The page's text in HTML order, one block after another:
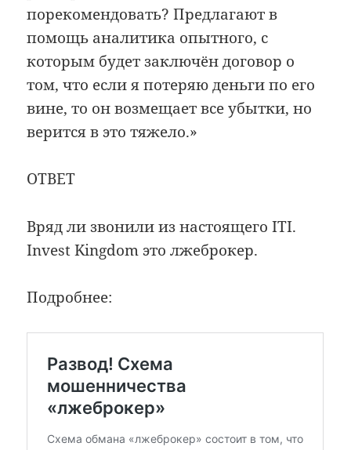
порекомендовать? Предлагают в
помощь аналитика опытного, с
которым будет заключён договор о
том, что если я потеряю деньги по его
вине, то он возмещает все убытки, но
верится в это тяжело.»
ОТВЕТ
Вряд ли звонили из настоящего ITI.
Invest Kingdom это лжеброкер.
Подробнее: